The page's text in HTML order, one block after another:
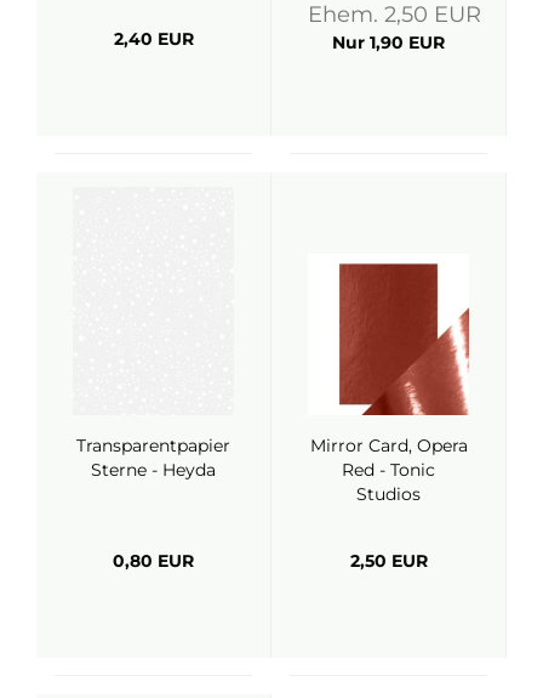
2,40 EUR
Ehem. 2,50 EUR
Nur 1,90 EUR
Transparentpapier
Sterne - Heyda
0,80 EUR
Mirror Card, Opera
Red - Tonic
Studios
2,50 EUR